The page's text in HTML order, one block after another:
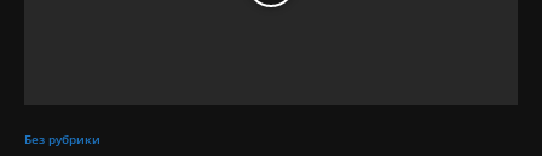
Без рубрики